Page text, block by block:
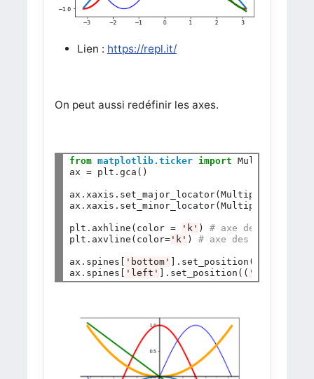
Lien : https://repl.it/
On peut aussi redéfinir les axes.
from matplotlib.ticker import
ax = plt .gca()
ax .xaxis . set_major_locator(MultipleLocator(
ax .xaxis . set_minor_locator(MultipleLocator(
plt . axhline(color = 'k' ) # axe des abscisse
plt . axvline(color= 'k' ) # axe des ordonnées
ax . spines[ 'bottom' . set_position((
ax . spines[ 'left' . set_position(( 'data'